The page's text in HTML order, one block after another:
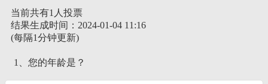
当前共有1人投票
结果生成时间：2024-01-04 11:16
(每隔1分钟更新)
1、您的年龄是？